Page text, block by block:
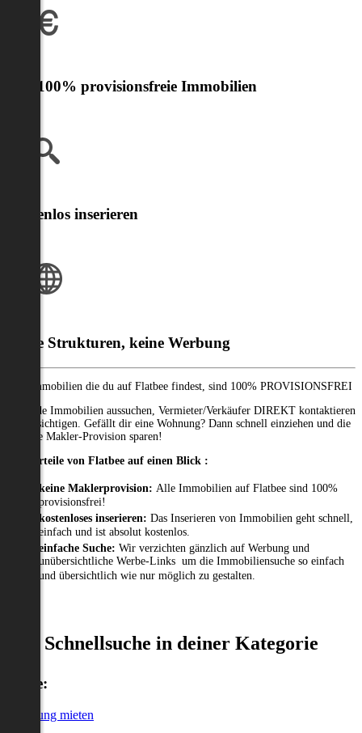
Nur 100% provisionsfreie Immobilien
Kostenlos inserieren
Klare Strukturen, keine Werbung
Alle Immobilien die du auf Flatbee findest, sind 100% PROVISIONSFREI
Passende Immobilien aussuchen, Vermieter/Verkäufer DIREKT kontaktieren
und besichtigen. Gefällt dir eine Wohnung? Dann schnell einziehen und die
gesamte Makler-Provision sparen!
Die Vorteile von Flatbee auf einen Blick :
keine Maklerprovision: Alle Immobilien auf Flatbee sind 100%
provisionsfrei!
kostenloses inserieren: Das Inserieren von Immobilien geht schnell,
einfach und ist absolut kostenlos.
einfache Suche: Wir verzichten gänzlich auf Werbung und
unübersichtliche Werbe-Links um die Immobiliensuche so einfach
und übersichtlich wie nur möglich zu gestalten.
Schnellsuche in deiner Kategorie
Miete:
Wohnung mieten